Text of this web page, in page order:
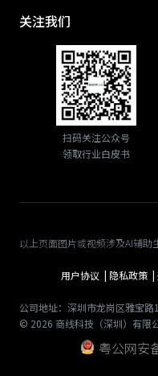
关注我们
扫码关注公众号
领取行业白皮书
以上页面图片或视频涉及AI辅助
用户协议 | 隐私政策 |
公司地址：深圳市龙岗区雅宝
© 2026 商线科技（深圳）有限
粤公网安